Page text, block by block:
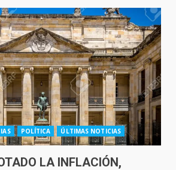
POLÍTICA ÚLTIMAS NOTICIAS
LA INFLACIÓN,